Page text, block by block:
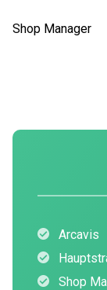
Shop Manager
Arcavis
Shop